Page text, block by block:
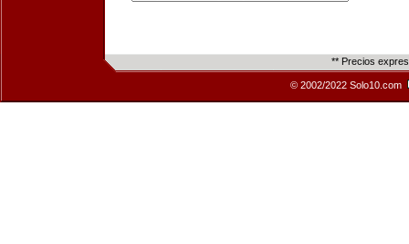
** Precios
© 2002/2022 Solo10.com